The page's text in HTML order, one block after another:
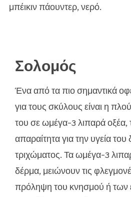
μπέικιν πάουντερ, νερό.
Σολομός
Ένα από τα πιο σημαντικά
για τους σκύλους είναι η
του σε ωμέγα-3 λιπαρά οξέα,
απαραίτητα για την υγεία του
τριχώματος. Τα ωμέγα-3
δέρμα, μειώνουν τις
πρόληψη του κνησμού ή των